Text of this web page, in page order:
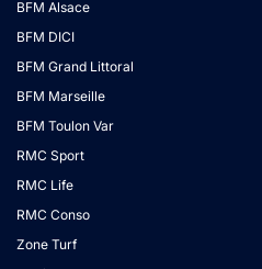
BFM Alsace
BFM DICI
BFM Grand Littoral
BFM Marseille
BFM Toulon Var
RMC Sport
RMC Life
RMC Conso
Zone Turf